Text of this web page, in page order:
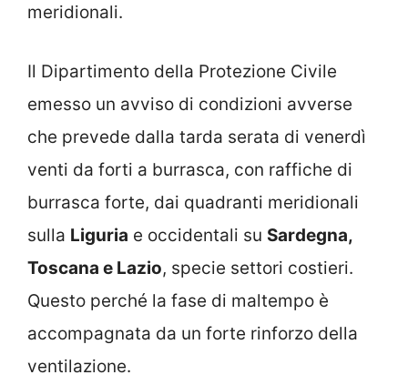
meridionali.
Il Dipartimento della Protezione Civile
emesso un avviso di condizioni avverse
che prevede dalla tarda serata di venerdì
venti da forti a burrasca, con raffiche di
burrasca forte, dai quadranti meridionali
sulla Liguria e occidentali su Sardegna,
Toscana e Lazio, specie settori costieri.
Questo perché la fase di maltempo è
accompagnata da un forte rinforzo della
ventilazione.